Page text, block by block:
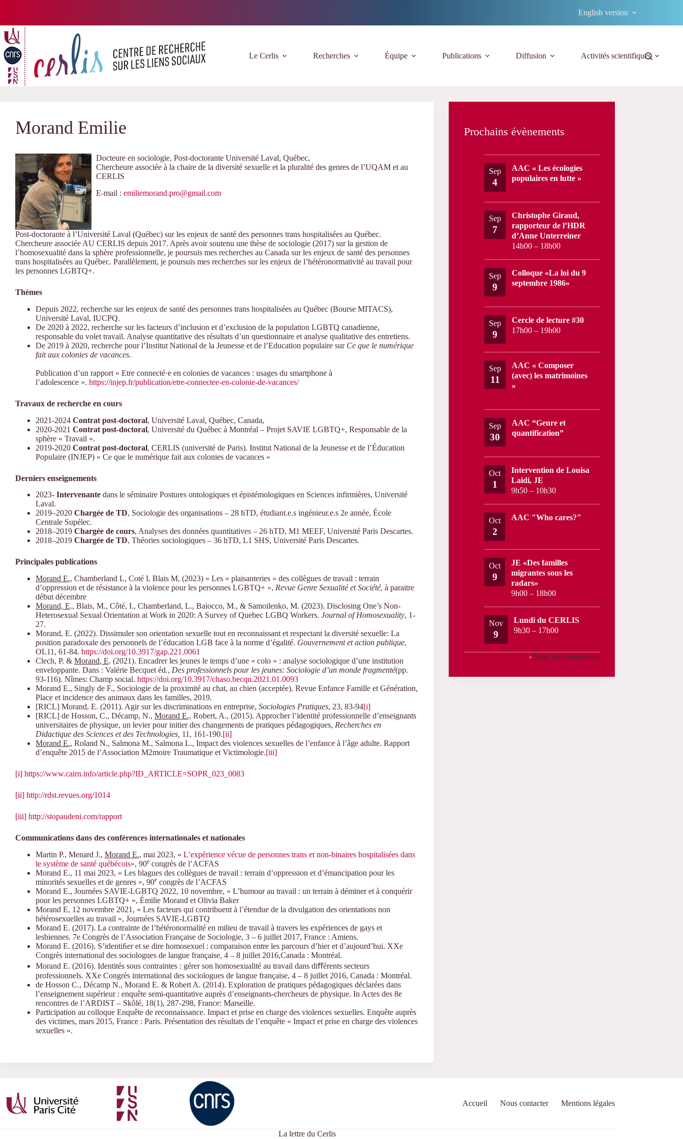
English version
Le Cerlis Recherches Équipe Publications Diffusion Activités scientifiques
Morand Emilie
Docteure en sociologie, Post-doctorante Université Laval, Québec,
Chercheure associée à la chaire de la diversité sexuelle et la pluralité des genres de l’UQAM et au
CERLIS
E-mail : emiliemorand.pro@gmail.com
Post-doctorante à l’Université Laval (Québec) sur les enjeux de santé des personnes trans hospitalisées au Québec.
Chercheure associée AU CERLIS depuis 2017. Après avoir soutenu une thèse de sociologie (2017) sur la gestion de
l’homosexualité dans la sphère professionnelle, je poursuis mes recherches au Canada sur les enjeux de santé des personnes
trans hospitalisées au Québec. Parallèlement, je poursuis mes recherches sur les enjeux de l’hétéronormativité au travail pour
les personnes LGBTQ+.
Thèmes
Depuis 2022, recherche sur les enjeux de santé des personnes trans hospitalisées au Québec (Bourse MITACS),
Université Laval, IUCPQ.
De 2020 à 2022, recherche sur les facteurs d’inclusion et d’exclusion de la population LGBTQ canadienne,
responsable du volet travail. Analyse quantitative des résultats d’un questionnaire et analyse qualitative des entretiens.
De 2019 à 2020, recherche pour l’Institut National de la Jeunesse et de l’Education populaire sur Ce que le numérique
fait aux colonies de vacances.
Publication d’un rapport « Etre connecté·e en colonies de vacances : usages du smartphone à
l’adolescence ». https://injep.fr/publication/etre-connectee-en-colonie-de-vacances/
Travaux de recherche en cours
2021-2024 Contrat post-doctoral, Université Laval, Québec, Canada,
2020-2021 Contrat post-doctoral, Université du Québec à Montréal – Projet SAVIE LGBTQ+, Responsable de la
sphère « Travail ».
2019-2020 Contrat post-doctoral, CERLIS (université de Paris). Institut National de la Jeunesse et de l’Éducation
Populaire (INJEP) « Ce que le numérique fait aux colonies de vacances »
Derniers enseignements
2023- Intervenante dans le séminaire Postures ontologiques et épistémologiques en Sciences infirmières, Université
Laval.
2019–2020 Chargée de TD, Sociologie des organisations – 28 hTD, étudiant.e.s ingénieur.e.s 2e année, École
Centrale Supélec.
2018–2019 Chargée de cours, Analyses des données quantitatives – 26 hTD, M1 MEEF, Université Paris Descartes.
2018–2019 Chargée de TD, Théories sociologiques – 36 hTD, L1 SHS, Université Paris Descartes.
Principales publications
Morand E., Chamberland L, Coté I, Blais M, (2023) « Les « plaisanteries » des collègues de travail : terrain
d’oppression et de résistance à la violence pour les personnes LGBTQ+ », Revue Genre Sexualité et Société, à paraitre
début décembre
Morand, E., Blais, M., Côté, I., Chamberland, L., Baiocco, M., & Samoilenko, M. (2023). Disclosing One’s Non-
Heterosexual Sexual Orientation at Work in 2020: A Survey of Quebec LGBQ Workers. Journal of Homosexuality, 1-
27.
Morand, E. (2022). Dissimuler son orientation sexuelle tout en reconnaissant et respectant la diversité sexuelle: La
position paradoxale des personnels de l’éducation LGB face à la norme d’égalité. Gouvernement et action publique,
OL11, 61-84. https://doi.org/10.3917/gap.221.0061
Clech, P. & Morand, E. (2021). Encadrer les jeunes le temps d’une « colo » : analyse sociologique d’une institution
enveloppante. Dans : Valérie Becquet éd., Des professionnels pour les jeunes: Sociologie d’un monde fragmenté(pp.
93-116). Nîmes: Champ social. https://doi.org/10.3917/chaso.becqu.2021.01.0093
Morand E., Singly de F., Sociologie de la proximité au chat, au chien (acceptée). Revue Enfance Famille et Génération,
Place et incidence des animaux dans les familles, 2019.
[RICL] Morand, E. (2011). Agir sur les discriminations en entreprise, Sociologies Pratiques, 23, 83-94[i]
[RICL] de Hosson, C., Décamp, N., Morand E., Robert, A., (2015). Approcher l’identité professionnelle d’enseignants
universitaires de physique, un levier pour initier des changements de pratiques pédagogiques, Recherches en
Didactique des Sciences et des Technologies, 11, 161-190.[ii]
Morand E., Roland N., Salmona M., Salmona L., Impact des violences sexuelles de l’enfance à l’âge adulte. Rapport
d’enquête 2015 de l’Association M2moire Traumatique et Victimologie.[iii]
[i] https://www.cairn.info/article.php?ID_ARTICLE=SOPR_023_0083
[ii] http://rdst.revues.org/1014
[iii] http://stopaudeni.com/rapport
Communications dans des conférences internationales et nationales
Martin P., Menard J., Morand E., mai 2023, « L’expérience vécue de personnes trans et non-binaires hospitalisées dans
le système de santé québécois», 90e congrès de l’ACFAS
Morand E., 11 mai 2023, « Les blagues des collègues de travail : terrain d’oppression et d’émancipation pour les
minorités sexuelles et de genres », 90e congrès de l’ACFAS
Morand E., Journées SAVIE-LGBTQ 2022, 10 novembre, « L’humour au travail : un terrain à déminer et à conquérir
pour les personnes LGBTQ+ », Émilie Morand et Olivia Baker
Morand E, 12 novembre 2021, « Les facteurs qui contribuent à l’étendue de la divulgation des orientations non
hétérosexuelles au travail », Journées SAVIE-LGBTQ
Morand E. (2017). La contrainte de l’hétéronormalité en milieu de travail à travers les expériences de gays et
lesbiennes. 7e Congrès de l’Association Française de Sociologie, 3 – 6 juillet 2017, France : Amiens.
Morand E. (2016). S’identiﬁer et se dire homosexuel : comparaison entre les parcours d’hier et d’aujourd’hui. XXe
Congrès international des sociologues de langue française, 4 – 8 juillet 2016,Canada : Montréal.
Morand E. (2016). Identités sous contraintes : gérer son homosexualité au travail dans diﬀérents secteurs
professionnels. XXe Congrès international des sociologues de langue française, 4 – 8 juillet 2016, Canada : Montréal.
de Hosson C., Décamp N., Morand E. & Robert A. (2014). Exploration de pratiques pédagogiques déclarées dans
l’enseignement supérieur : enquête semi-quantitative auprès d’enseignants-chercheurs de physique. In Actes des 8e
rencontres de l’ARDIST – Skôlé, 18(1), 287-298, France: Marseille.
Participation au colloque Enquête de reconnaissance. Impact et prise en charge des violences sexuelles. Enquête auprès
des victimes, mars 2015, France : Paris. Présentation des résultats de l’enquête « Impact et prise en charge des violences
sexuelles ».
Prochains évènements
Sep
4
AAC « Les écologies
populaires en lutte »
Sep
7
Christophe Giraud,
rapporteur de l’HDR
d’Anne Unterreiner
14h00 – 18h00
Sep
9
Colloque «La loi du 9
septembre 1986»
Sep
9
Cercle de lecture #30
17h00 – 19h00
Sep
11
AAC « Composer
(avec) les matrimoines
»
Sep
30
AAC “Genre et
quantification”
Oct
1
Intervention de Louisa
Laidi, JE
9h50 – 10h30
Oct
2
AAC "Who cares?"
Oct
9
JE «Des familles
migrantes sous les
radars»
9h00 – 18h00
Nov
9
Lundi du CERLIS
9h30 – 17h00
› Tous les évènements
Accueil Nous contacter Mentions légales
La lettre du Cerlis